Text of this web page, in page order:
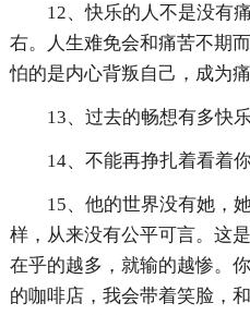
12、快乐的人不是没有
右。人生难免会和痛苦不期
怕的是内心背叛自己，成为痛
13、过去的畅想有多快
14、不能再挣扎着看着
15、他的世界没有她，
样，从来没有公平可言。这
在乎的越多，就输的越惨。
的咖啡店，我会带着笑脸，